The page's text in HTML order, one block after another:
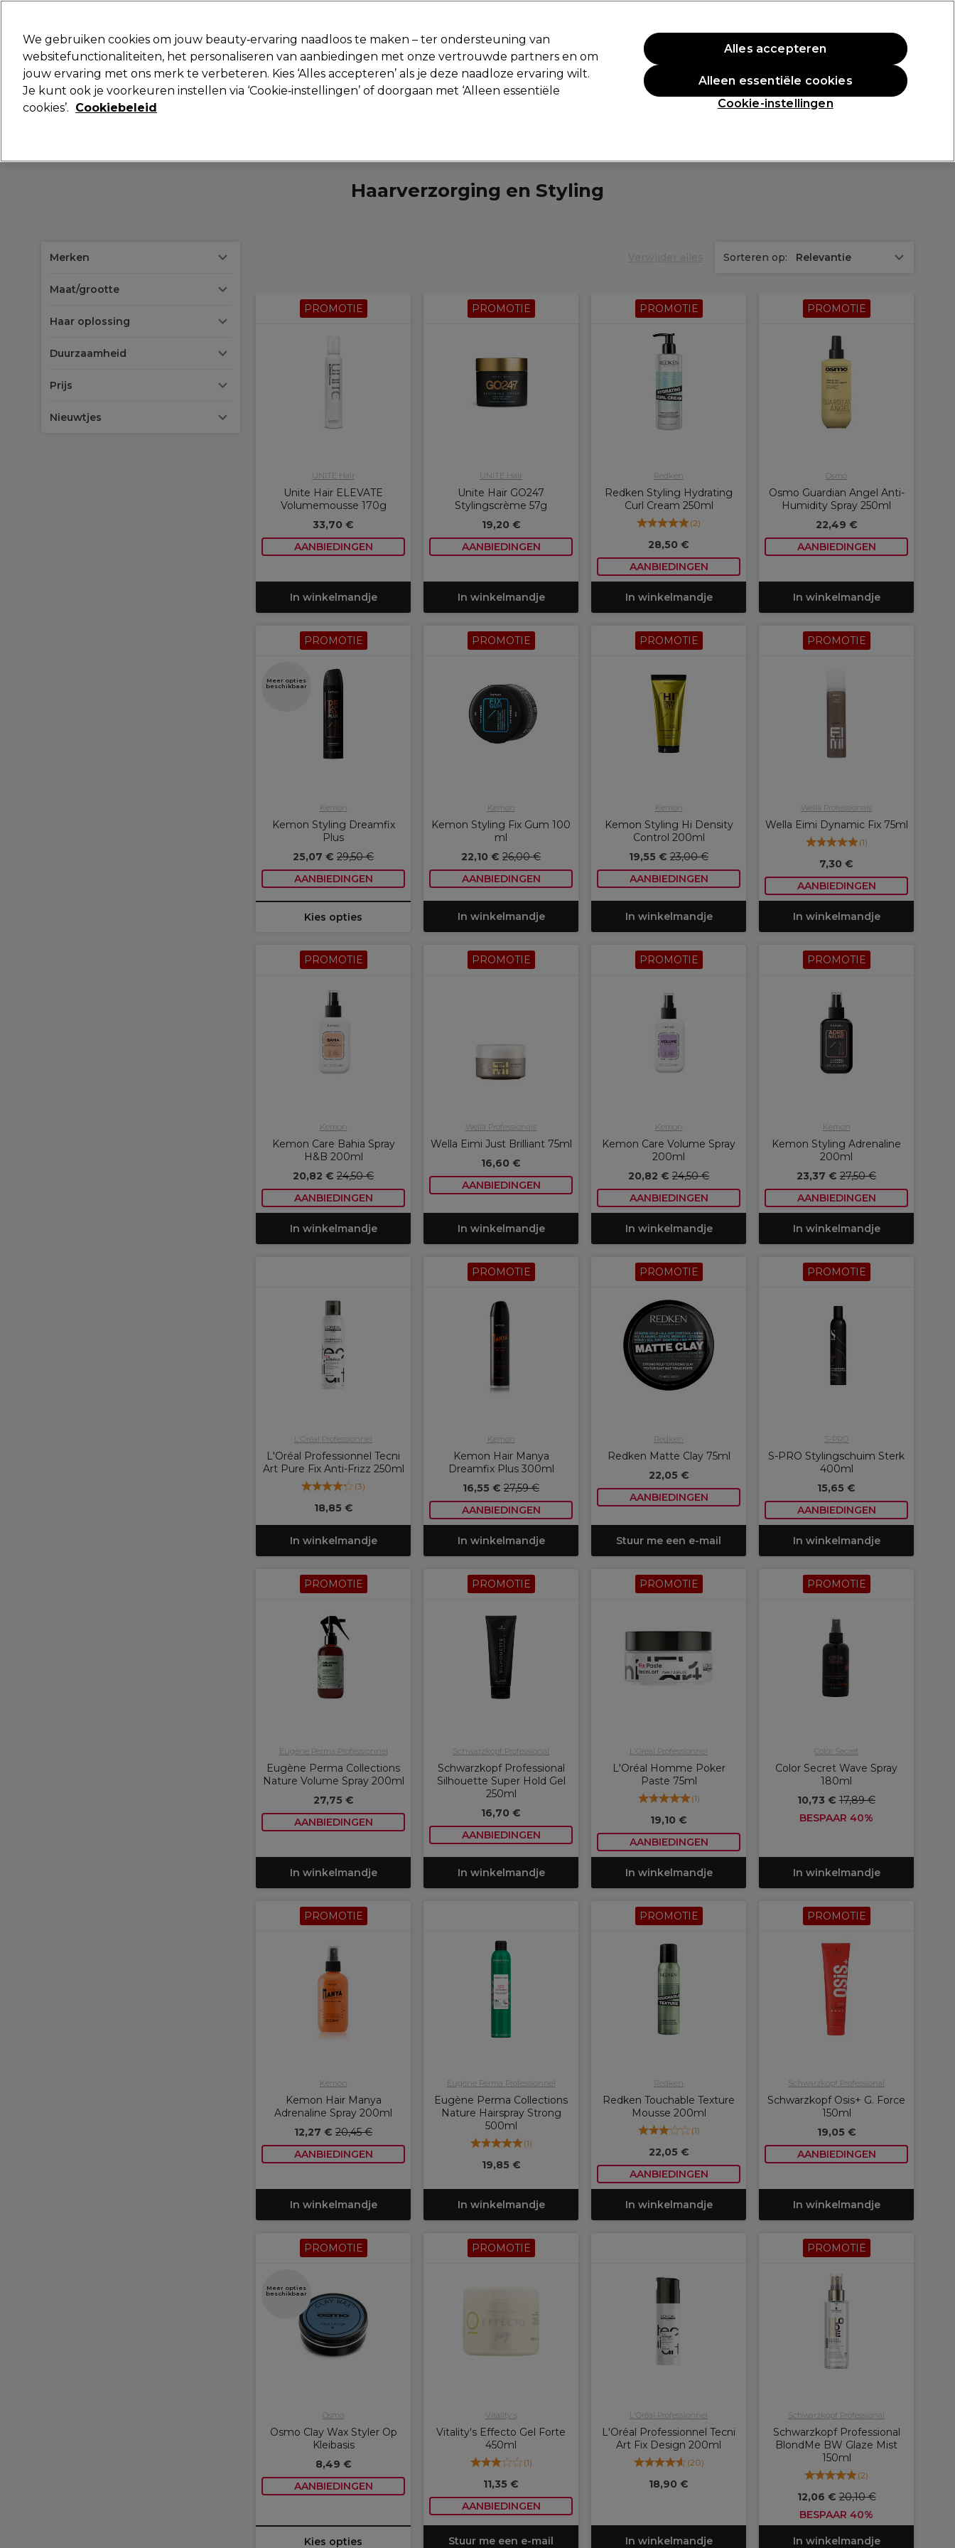
Aanmelden
Merken Deals Haar Elektra Beauty Salon interieur Mannen Vegan Nieuwe producten Professionele Awards
Volgende dag geleverd*
Haarverzorging en Styling
Merken
Maat/grootte
Haar oplossing
Duurzaamheid
Prijs
Nieuwtjes
Sorteren op: Relevantie
PROMOTIE
UNITE Hair
Unite Hair ELEVATE
Volumemousse 170g
33,70 €
AANBIEDINGEN
In winkelmandje
PROMOTIE
UNITE Hair
Unite Hair GO247
Stylingscrème 57g
19,20 €
AANBIEDINGEN
In winkelmandje
PROMOTIE
Redken
Redken Styling Hydrating
Curl Cream 250ml
(2)
28,50 €
AANBIEDINGEN
In winkelmandje
PROMOTIE
Osmo
Osmo Guardian Angel Anti-
Humidity Spray 250ml
22,49 €
AANBIEDINGEN
In winkelmandje
PROMOTIE
Meer opties
beschikbaar
Kemon
Kemon Styling Dreamfix
Plus
25,07 € 29,50 €
AANBIEDINGEN
Kies opties
PROMOTIE
Kemon
Kemon Styling Fix Gum 100
ml
22,10 € 26,00 €
AANBIEDINGEN
In winkelmandje
PROMOTIE
Kemon
Kemon Styling Hi Density
Control 200ml
19,55 € 23,00 €
AANBIEDINGEN
In winkelmandje
PROMOTIE
Wella Professionals
Wella Eimi Dynamic Fix 75ml
(1)
7,30 €
AANBIEDINGEN
In winkelmandje
PROMOTIE
Kemon
Kemon Care Bahia Spray
H&B 200ml
20,82 € 24,50 €
AANBIEDINGEN
In winkelmandje
PROMOTIE
Wella Professionals
Wella Eimi Just Brilliant 75ml
16,60 €
AANBIEDINGEN
In winkelmandje
PROMOTIE
Kemon
Kemon Care Volume Spray
200ml
20,82 € 24,50 €
AANBIEDINGEN
In winkelmandje
PROMOTIE
Kemon
Kemon Styling Adrenaline
200ml
23,37 € 27,50 €
AANBIEDINGEN
In winkelmandje
L'Oréal Professionnel
L'Oréal Professionnel Tecni
Art Pure Fix Anti-Frizz 250ml
(3)
18,85 €
In winkelmandje
PROMOTIE
Kemon
Kemon Hair Manya
Dreamfix Plus 300ml
16,55 € 27,59 €
AANBIEDINGEN
In winkelmandje
PROMOTIE
Redken
Redken Matte Clay 75ml
22,05 €
AANBIEDINGEN
Stuur me een e-mail
PROMOTIE
S-PRO
S-PRO Stylingschuim Sterk
400ml
15,65 €
AANBIEDINGEN
In winkelmandje
PROMOTIE
Eugène Perma Professionnel
Eugène Perma Collections
Nature Volume Spray 200ml
27,75 €
AANBIEDINGEN
In winkelmandje
PROMOTIE
Schwarzkopf Professional
Schwarzkopf Professional
Silhouette Super Hold Gel
250ml
16,70 €
AANBIEDINGEN
In winkelmandje
PROMOTIE
L'Oréal Professionnel
L'Oréal Homme Poker
Paste 75ml
(1)
19,10 €
AANBIEDINGEN
In winkelmandje
PROMOTIE
Color Secret
Color Secret Wave Spray
180ml
10,73 € 17,89 €
BESPAAR 40%
In winkelmandje
PROMOTIE
Kemon
Kemon Hair Manya
Adrenaline Spray 200ml
12,27 € 20,45 €
AANBIEDINGEN
In winkelmandje
Eugène Perma Professionnel
Eugène Perma Collections
Nature Hairspray Strong
500ml
(1)
19,85 €
In winkelmandje
PROMOTIE
Redken
Redken Touchable Texture
Mousse 200ml
(1)
22,05 €
AANBIEDINGEN
In winkelmandje
PROMOTIE
Schwarzkopf Professional
Schwarzkopf Osis+ G. Force
150ml
19,05 €
AANBIEDINGEN
In winkelmandje
PROMOTIE
Meer opties
beschikbaar
Osmo
Osmo Clay Wax Styler Op
Kleibasis
8,49 €
AANBIEDINGEN
Kies opties
PROMOTIE
Vitality's
Vitality's Effecto Gel Forte
450ml
(1)
11,35 €
AANBIEDINGEN
Stuur me een e-mail
L'Oréal Professionnel
L'Oréal Professionnel Tecni
Art Fix Design 200ml
(20)
18,90 €
In winkelmandje
PROMOTIE
Schwarzkopf Professional
Schwarzkopf Professional
BlondMe BW Glaze Mist
150ml
(2)
12,06 €20,10 €
BESPAAR 40%
In winkelmandje
We gebruiken cookies om jouw beauty‑ervaring naadloos te maken – ter ondersteuning van
websitefunctionaliteiten, het personaliseren van aanbiedingen met onze vertrouwde partners en om
jouw ervaring met ons merk te verbeteren. Kies ‘Alles accepteren’ als je deze naadloze ervaring wilt.
Je kunt ook je voorkeuren instellen via ‘Cookie‑instellingen’ of doorgaan met ‘Alleen essentiële
cookies’. Cookiebeleid Cookie-instellingen
Alleen essentiële cookies
Alles accepteren